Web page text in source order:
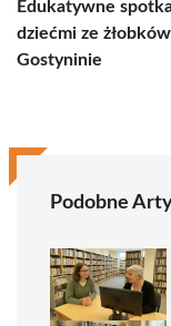
Edukatywne
dziećmi ze
Gostyninie
Podobne